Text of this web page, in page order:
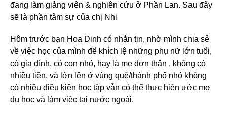
đang làm giảng viên & nghiên cứu ở Phần Lan. Sau đây
sẽ là phần tâm sự của chị Nhi
Hôm trước bạn Hoa Dinh có nhắn tin, nhờ mình chia sẻ
về việc học của mình để khích lệ những phụ nữ lớn tuổi,
có gia đình, có con nhỏ, hay là mẹ đơn thân , không có
nhiều tiền, và lớn lên ở vùng quê/thành phố nhỏ không
có nhiều điều kiện học tập vẫn có thể thực hiện ước mơ
du học và làm việc tại nước ngoài.